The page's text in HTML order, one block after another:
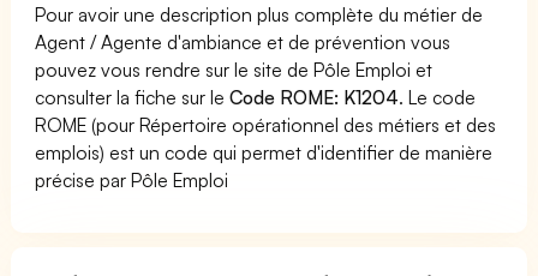
Pour avoir une description plus complète du métier de
Agent / Agente d'ambiance et de prévention vous
pouvez vous rendre sur le site de Pôle Emploi et
consulter la fiche sur leCode ROME: K1204. Le code
ROME (pour Répertoire opérationnel des métiers et des
emplois) est un code qui permet d'identifier de manière
précise par Pôle Emploi